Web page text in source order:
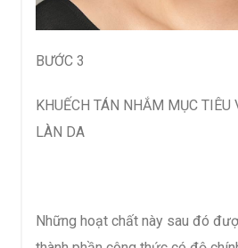
BƯỚC 3
KHUẾCH TÁN NHẮM MỤC TIÊU
LÀN DA
Những hoạt chất này sau đó